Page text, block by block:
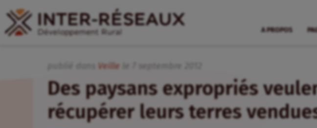
A PROPOS
Veille
Des paysans expropriés
récupérer leurs terres